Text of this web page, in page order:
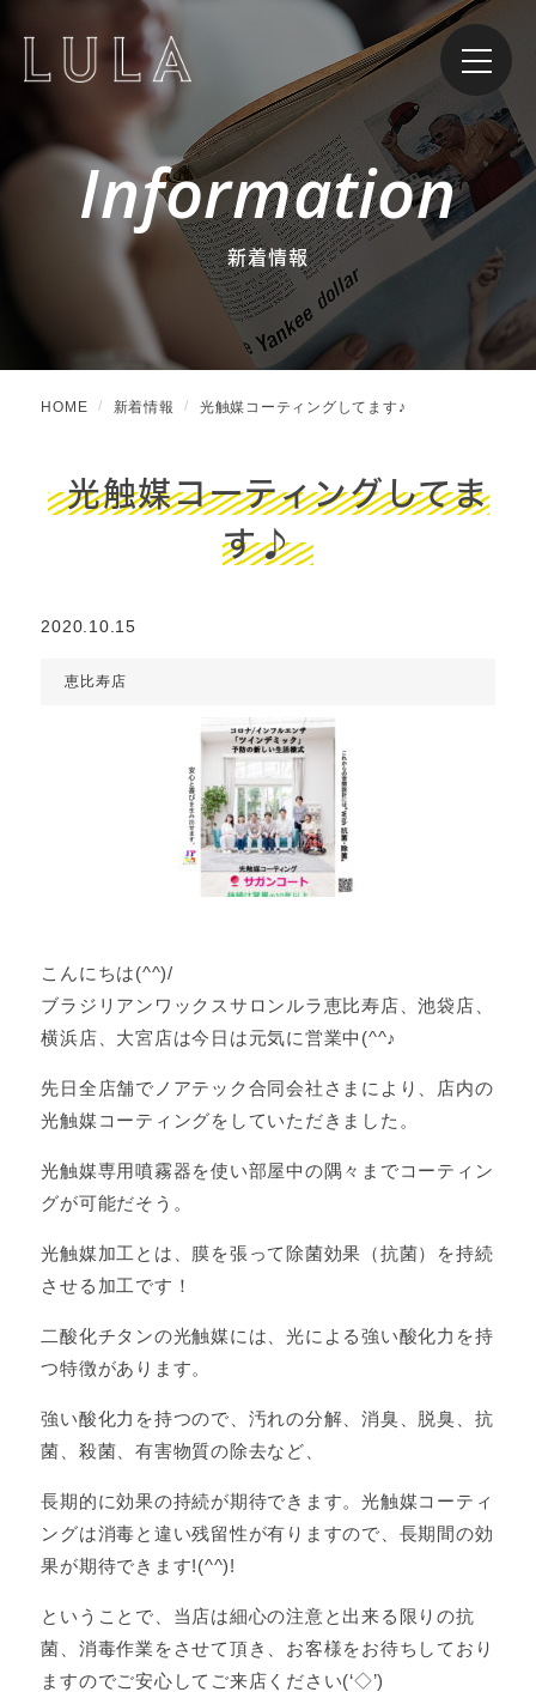
Information
新着情報
HOME 新着情報 光触媒コーティングしてます♪
光触媒コーティングしてま
す♪
2020.10.15
恵比寿店
こんにちは(^^)/
ブラジリアンワックスサロンルラ恵比寿店、池袋店、
横浜店、大宮店は今日は元気に営業中(^^♪
先日全店舗でノアテック合同会社さまにより、店内の
光触媒コーティングをしていただきました。
光触媒専用噴霧器を使い部屋中の隅々までコーティン
グが可能だそう。
光触媒加工とは、膜を張って除菌効果（抗菌）を持続
させる加工です！
二酸化チタンの光触媒には、光による強い酸化力を持
つ特徴があります。
強い酸化力を持つので、汚れの分解、消臭、脱臭、抗
菌、殺菌、有害物質の除去など、
長期的に効果の持続が期待できます。光触媒コーティ
ングは消毒と違い残留性が有りますので、長期間の効
果が期待できます!(^^)!
ということで、当店は細心の注意と出来る限りの抗
菌、消毒作業をさせて頂き、お客様をお待ちしており
ますのでご安心してご来店ください(‘◇’)ゞ